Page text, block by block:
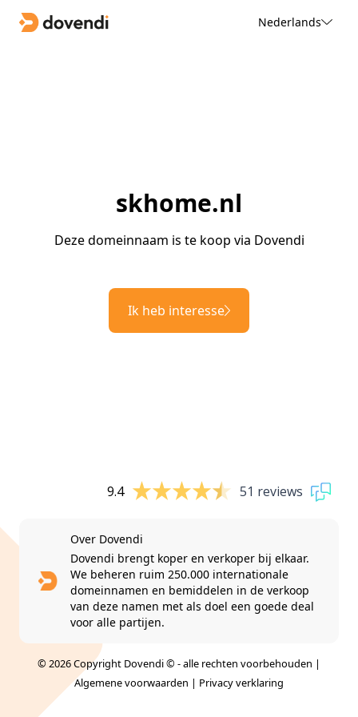
Nederlands
skhome.nl
Deze domeinnaam is te koop via Dovendi
Ik heb interesse
9.4 51 reviews
Over Dovendi
Dovendi brengt koper en verkoper bij elkaar.
We beheren ruim 250.000 internationale
domeinnamen en bemiddelen in de verkoop
van deze namen met als doel een goede deal
voor alle partijen.
© 2026 Copyright Dovendi © - alle rechten voorbehouden |
Algemene voorwaarden | Privacy verklaring